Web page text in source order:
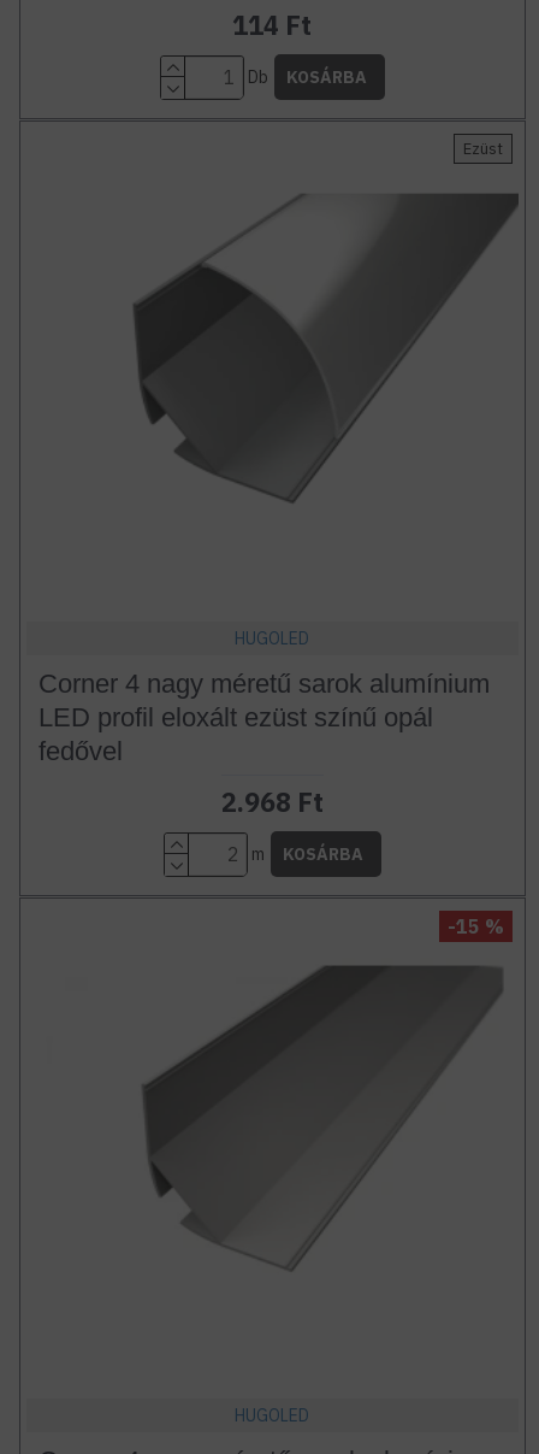
114 Ft
Db KOSÁRBA
Ezüst
HUGOLED
Corner 4 nagy méretű sarok alumínium
LED profil eloxált ezüst színű opál
fedővel
2.968 Ft
m KOSÁRBA
-15 %
HUGOLED